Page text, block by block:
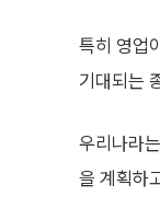
특히 영업
기대되는
우리나라
을 계획하